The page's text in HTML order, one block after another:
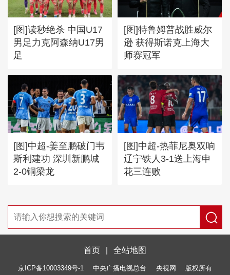
[图]读秒绝杀 中国U17
男足力克阿森纳U17男
足
[图]特鲁姆普战胜威尔
逊 获得斯诺克上海大
师赛冠军
[图]中超-姜至鹏破门韦
斯利建功 深圳新鹏城
2-0铜梁龙
[图]中超-热菲尼奥双响
辽宁铁人3-1送上海申
花三连败
首页 全站地图
京ICP备10003349号-1 中央广播电视总台 央视网 版权所有